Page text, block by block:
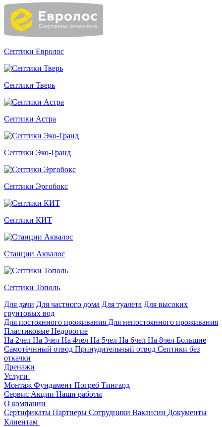
Септики Евролос
Септики Тверь
Септики Астра
Септики Эко-Гранд
Септики Эргобокс
Септики КИТ
Станции Аквалос
Септики Тополь
Для дачи Для частного дома Для туалета Для высоких
грунтовых вод
Для постоянного проживания Для непостоянного проживания
Пластиковые Недорогие
На 2чел На 3чел На 4чел На 5чел На 6чел На 8чел Большие
Самотёчнный отвод Принудительный отвод Септики без
откачки
Дренажи
Услуги
Монтаж Фундамент Погреб Тингард
Сервис Акции Наши работы
О компании
Сертификаты Партнеры Сотрудники Вакансии Документы
Клиентам